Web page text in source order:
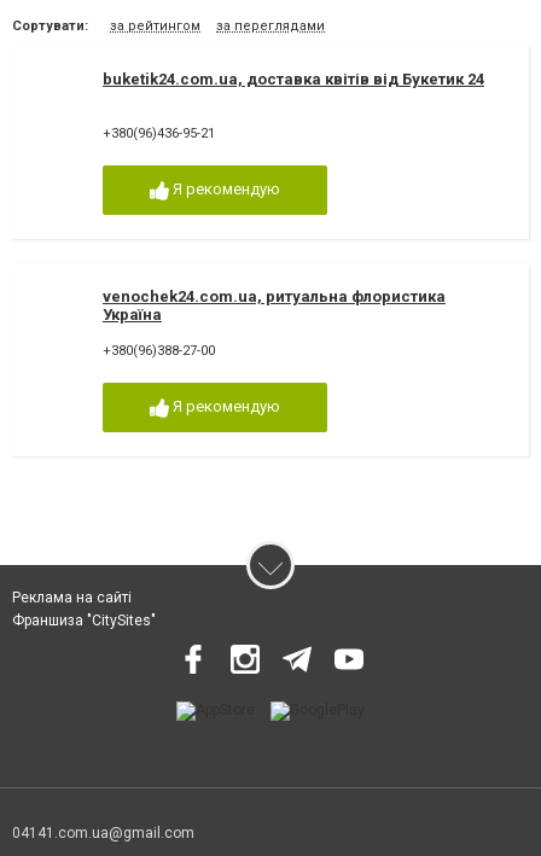
Сортувати: за рейтингом за переглядами
buketik24.com.ua, доставка квітів від Букетик 24
+380(96)436-95-21
Я рекомендую
venochek24.com.ua, ритуальна флористика
Україна
+380(96)388-27-00
Я рекомендую
Реклама на сайті
Франшиза "CitySites"
04141.com.ua@gmail.com